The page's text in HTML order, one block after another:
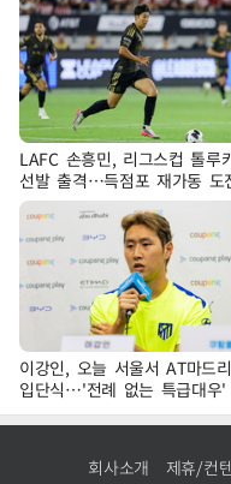
LAFC 손흥민, 리그스컵 톨루
선발 출격…득점포 재가동 도
이강인, 오늘 서울서 AT마드
입단식…'전례 없는 특급대우'
회사소개 제휴/컨